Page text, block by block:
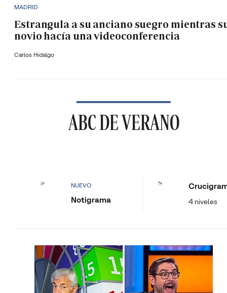
MADRID
Estrangula a su anciano suegro mientras
novio hacía una videoconferencia
Carlos Hidalgo
ABC DE VERANO
NUEVO
Notigrama 4 niveles